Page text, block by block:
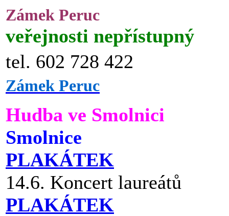
Zámek Peruc
veřejnosti nepřístupný
tel. 602 728 422
Zámek Peruc
Hudba ve Smolnici
Smolnice
PLAKÁTEK
14.6. Koncert laureátů
PLAKÁTEK